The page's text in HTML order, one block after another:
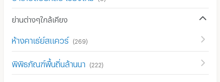
ย่านต่างๆใกล้เคียง
ห้างคาเธ่ย์สแควร์ (269)
พิพิธภัณฑ์พื้นถิ่นล้านนา (222)